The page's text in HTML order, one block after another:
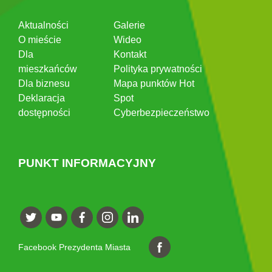
Aktualności
O mieście
Dla
mieszkańców
Dla biznesu
Deklaracja
dostępności
Galerie
Wideo
Kontakt
Polityka prywatności
Mapa punktów Hot
Spot
Cyberbezpieczeństwo
PUNKT INFORMACYJNY
Facebook Prezydenta Miasta